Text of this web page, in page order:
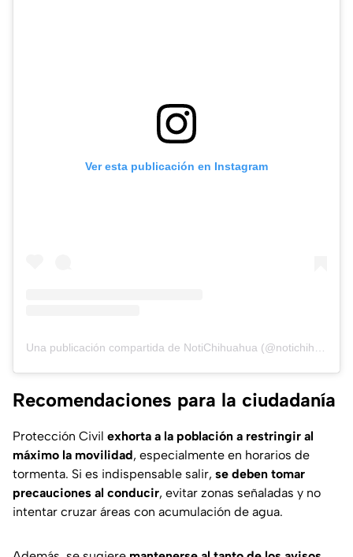
Ver esta publicación en Instagram
Una publicación compartida de NotiChihuahua (@notichihuahua_momento)
Recomendaciones para la ciudadanía
Protección Civil exhorta a la población a restringir al
máximo la movilidad, especialmente en horarios de
tormenta. Si es indispensable salir, se deben tomar
precauciones al conducir, evitar zonas señaladas y no
intentar cruzar áreas con acumulación de agua.